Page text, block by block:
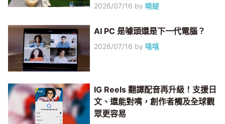
2026/07/16 by 曉緹
AI PC 是噱頭還是下一代電腦？
2026/07/16 by 嘻嘻
IG Reels 翻譯配音再升級！支援日
文、還能對嘴，創作者觸及全球觀
眾更容易